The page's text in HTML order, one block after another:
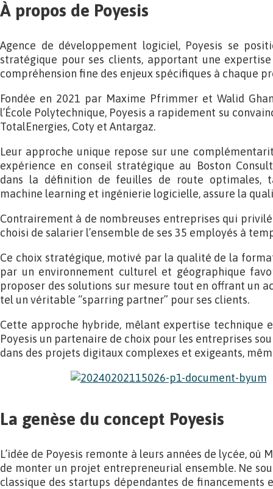
À propos de Poyesis
Agence de développement logiciel, Poyesis se
stratégique pour ses clients, apportant une
compréhension fine des enjeux spécifiques à chaque
Fondée en 2021 par Maxime Pfrimmer et Walid
l’École Polytechnique, Poyesis a rapidement su
TotalEnergies, Coty et Antargaz.
Leur approche unique repose sur une
expérience en conseil stratégique au Boston
dans la définition de feuilles de route optimales,
machine learning et ingénierie logicielle, assure la
Contrairement à de nombreuses entreprises qui
choisi de salarier l’ensemble de ses 35 employés à
Ce choix stratégique, motivé par la qualité de la
par un environnement culturel et géographique
proposer des solutions sur mesure tout en offrant un
tel un véritable “sparring partner” pour ses clients.
Cette approche hybride, mêlant expertise technique
Poyesis un partenaire de choix pour les entreprises
dans des projets digitaux complexes et exigeants,
La genèse du concept Poyesis
L’idée de Poyesis remonte à leurs années de lycée, où
de monter un projet entrepreneurial ensemble. Ne
classique des startups dépendantes de financements